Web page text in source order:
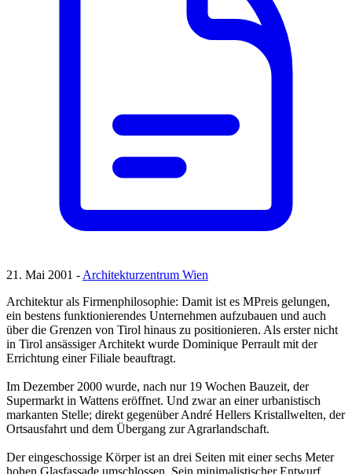
21. Mai 2001 -Architekturzentrum Wien
Architektur als Firmenphilosophie: Damit ist es MPreis gelungen,
ein bestens funktionierendes Unternehmen aufzubauen und auch
über die Grenzen von Tirol hinaus zu positionieren. Als erster nicht
in Tirol ansässiger Architekt wurde Dominique Perrault mit der
Errichtung einer Filiale beauftragt.
Im Dezember 2000 wurde, nach nur 19 Wochen Bauzeit, der
Supermarkt in Wattens eröffnet. Und zwar an einer urbanistisch
markanten Stelle; direkt gegenüber André Hellers Kristallwelten, der
Ortsausfahrt und dem Übergang zur Agrarlandschaft.
Der eingeschossige Körper ist an drei Seiten mit einer sechs Meter